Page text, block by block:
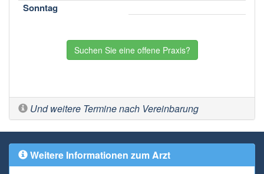
Sonntag
Suchen Sie eine offene Praxis?
Und weitere Termine nach Vereinbarung
Weitere Informationen zum Arzt